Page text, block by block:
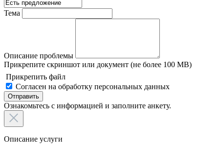
Тема
Описание проблемы
Прикрепите скриншот или документ (не более 100 MB)
Прикрепить файл
Согласен на обработку персональных данных
Отправить
Ознакомьтесь с информацией и заполните анкету.
Описание услуги